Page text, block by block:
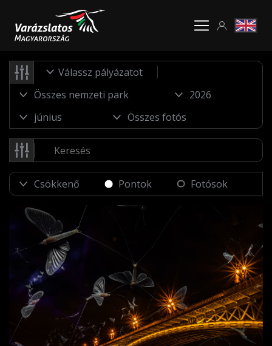
Válassz pályázatot
Pontok Fotósok